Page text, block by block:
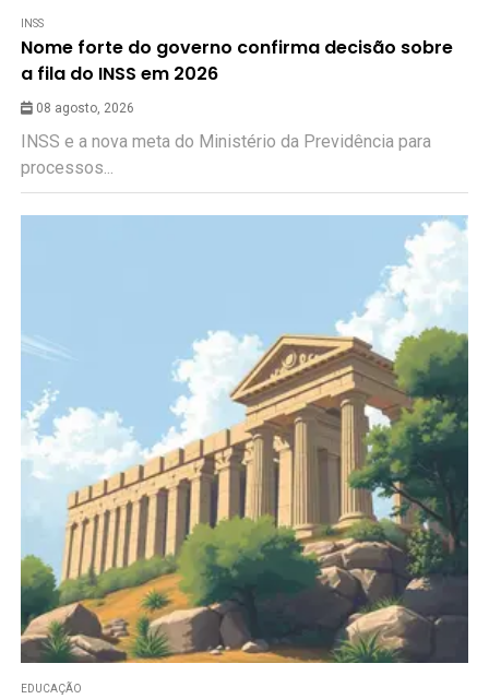
INSS
Nome forte do governo confirma decisão sobre
a fila do INSS em 2026
08 agosto, 2026
INSS e a nova meta do Ministério da Previdência para
processos...
EDUCAÇÃO